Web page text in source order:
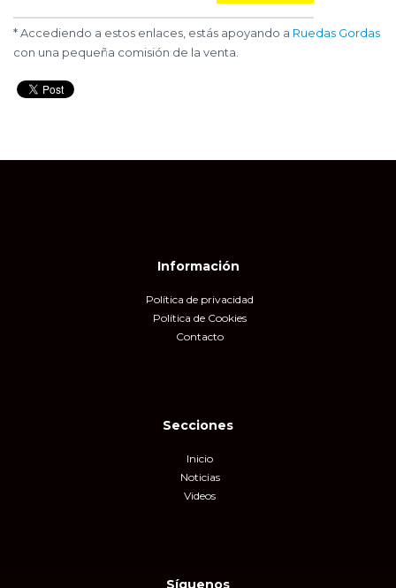
* Accediendo a estos enlaces, estás apoyando a Ruedas Gordas
con una pequeña comisión de la venta.
Información
Política de privacidad
Política de Cookies
Contacto
Síguenos
Secciones
Inicio
Noticias
Videos